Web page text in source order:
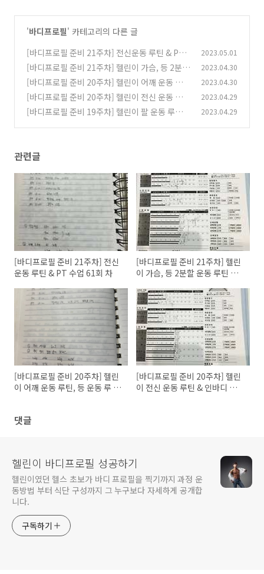
'바디프로필' 카테고리의 다른 글
[바디프로필 준비 21주차] 전신운동 루틴 & PT
수업 61회 차 (0)
2023.05.01
[바디프로필 준비 21주차] 헬린이 가슴, 등 2분할
운동 루틴 & 인바디 측정 결과
(0)
2023.04.30
[바디프로필 준비 20주차] 헬린이 어깨 운동 루
틴, 등 운동 루 & PT 수업 58회 차
(0)
2023.04.30
[바디프로필 준비 20주차] 헬린이 전신 운동 루틴
& 인바디 측정 결과
(0)
2023.04.29
[바디프로필 준비 19주차] 헬린이 팔 운동 루틴 &
2023.04.29
관련글
[바디프로필 준비 21주차] 전신
운동 루틴 & PT 수업 61회 차
[바디프로필 준비 21주차] 헬린
이 가슴, 등 2분할 운동 루틴 &
[바디프로필 준비 20주차] 헬린
이 어깨 운동 루틴, 등 운동 루 &
[바디프로필 준비 20주차] 헬린
이 전신 운동 루틴 & 인바디 측
댓글
헬린이 바디프로필 성공하기
헬린이였던 헬스 초보가 바디 프로필을 찍기까지 과정 운
동방법 부터 식단 구성까지 그 누구보다 자세하게 공개합
니다.
구독하기